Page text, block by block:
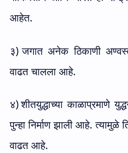
आहेत.
३) जगात अनेक ठिकाणी
वाढत चालला आहे.
४)शीतयुद्धाच्या काळाप्रमाणे
पुन्हा निर्माण झाली आहे. त्यामुळे
वाढत आहे.